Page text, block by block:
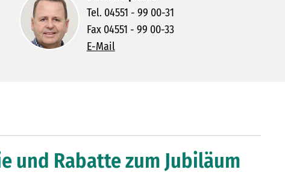
Tel. 04551 - 99 00-31
Fax 04551 - 99 00-33
E-Mail
und Rabatte zum Jubiläum